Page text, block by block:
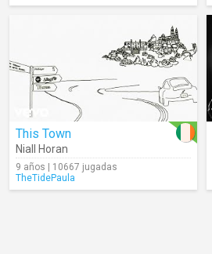
This Town
Niall Horan
9 años | 10667 jugadas
TheTidePaula